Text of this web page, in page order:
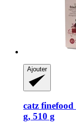
Ajouter
catz finefood
g, 510 g